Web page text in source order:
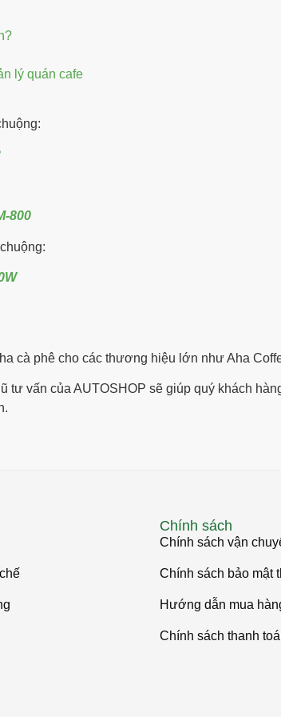
lý quán cafe
800
cà phê cho các thương hiệu lớn như Aha
tư vấn của AUTOSHOP sẽ giúp quý khách
Chính sách
Chính sách vận
Chính sách bảo mật
Hướng dẫn mua
Chính sách thanh